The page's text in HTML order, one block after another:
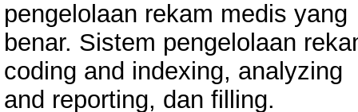
pengelolaan rekam medis yang
benar. Sistem pengelolaan
coding and indexing, analyzing
and reporting, dan filling.